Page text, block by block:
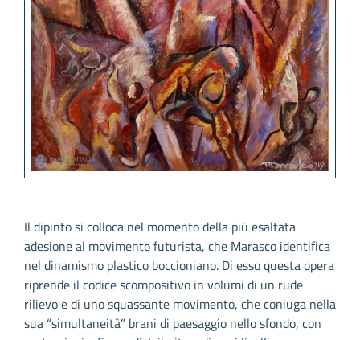
Il dipinto si colloca nel momento della più esaltata
adesione al movimento futurista, che Marasco identifica
nel dinamismo plastico boccioniano. Di esso questa opera
riprende il codice scompositivo in volumi di un rude
rilievo e di uno squassante movimento, che coniuga nella
sua “simultaneità” brani di paesaggio nello sfondo, con